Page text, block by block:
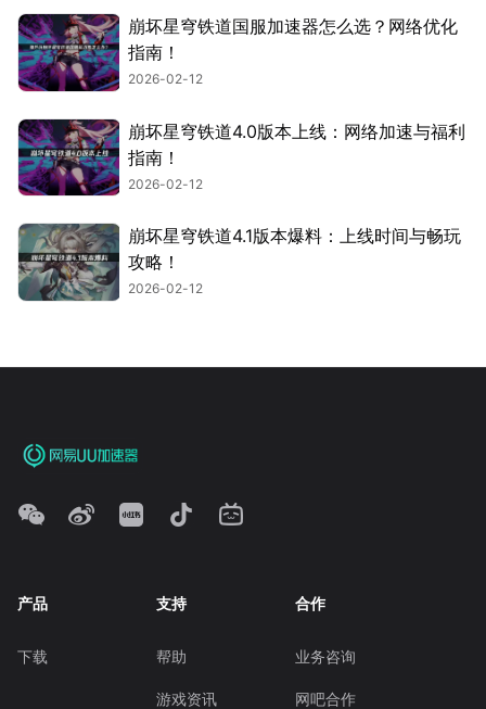
崩坏星穹铁道国服加速器怎么选？网络优化
指南！
2026-02-12
崩坏星穹铁道4.0版本上线：网络加速与福利
指南！
2026-02-12
崩坏星穹铁道4.1版本爆料：上线时间与畅玩
攻略！
2026-02-12
产品
下载
支持
帮助
游戏资讯
合作
业务咨询
网吧合作